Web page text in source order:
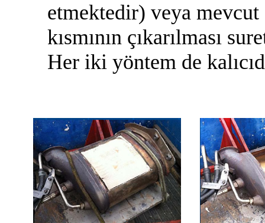
etmektedir) veya
kısmının çıkarılması
Her iki yöntem de